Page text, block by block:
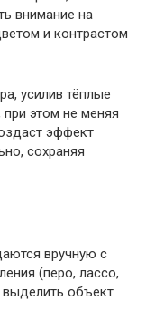
внимание на
и контрастом
усилив тёплые
при этом не меняя
эффект
сохраняя
вручную с
(перо, лассо,
объект